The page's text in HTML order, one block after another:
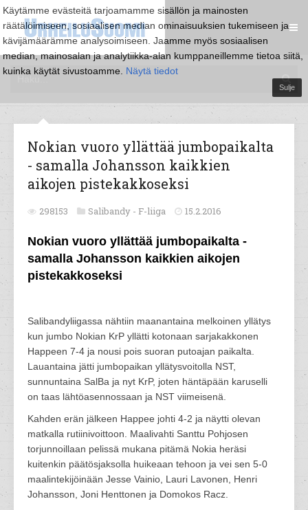
Käytämme evästeitä tarjoamamme sisällön ja mainosten
räätälöimiseen, sosiaalisen median ominaisuuksien tukemiseen ja
kävijämäärämme analysoimiseen. Jaamme myös sosiaalisen
median, mainosalan ja analytiikka-alan kumppaneillemme tietoa siitä,
kuinka käytät sivustoamme. Näytä tiedot
Sulje
Nokian vuoro yllättää jumbopaikalta
- samalla Johansson kaikkien
aikojen pistekakkoseksi
298153 Salibandy - F-liiga 15.2.2016
Nokian vuoro yllättää jumbopaikalta -
samalla Johansson kaikkien aikojen
pistekakkoseksi
Salibandyliigassa nähtiin maanantaina melkoinen yllätys
kun jumbo Nokian KrP yllätti kotonaan sarjakakkonen
Happeen 7-4 ja nousi pois suoran putoajan paikalta.
Lauantaina jätti jumbopaikan yllätysvoitolla NST,
sunnuntaina SalBa ja nyt KrP, joten häntäpään karuselli
on taas lähtöasennossaan ja NST viimeisenä.
Kahden erän jälkeen Happee johti 4-2 ja näytti olevan
matkalla rutiinivoittoon. Maalivahti Santtu Pohjosen
torjunnoillaan pelissä mukana pitämä Nokia heräsi
kuitenkin päätösjaksolla huikeaan tehoon ja vei sen 5-0
maalintekijöinään Jesse Vainio, Lauri Lavonen, Henri
Johansson, Joni Henttonen ja Domokos Racz.